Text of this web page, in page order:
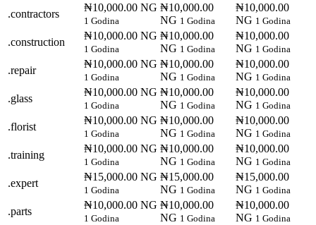
.contractors
₦10,000.00 NG
1 Godina
₦10,000.00
NG 1 Godina
₦10,000.00
NG 1 Godina
.construction
₦10,000.00 NG
1 Godina
₦10,000.00
NG 1 Godina
₦10,000.00
NG 1 Godina
.repair
₦10,000.00 NG
1 Godina
₦10,000.00
NG 1 Godina
₦10,000.00
NG 1 Godina
.glass
₦10,000.00 NG
1 Godina
₦10,000.00
NG 1 Godina
₦10,000.00
NG 1 Godina
.florist
₦10,000.00 NG
1 Godina
₦10,000.00
NG 1 Godina
₦10,000.00
NG 1 Godina
.training
₦10,000.00 NG
1 Godina
₦10,000.00
NG 1 Godina
₦10,000.00
NG 1 Godina
.expert
₦15,000.00 NG
1 Godina
₦15,000.00
NG 1 Godina
₦15,000.00
NG 1 Godina
.parts
₦10,000.00 NG
1 Godina
₦10,000.00
NG 1 Godina
₦10,000.00
NG 1 Godina